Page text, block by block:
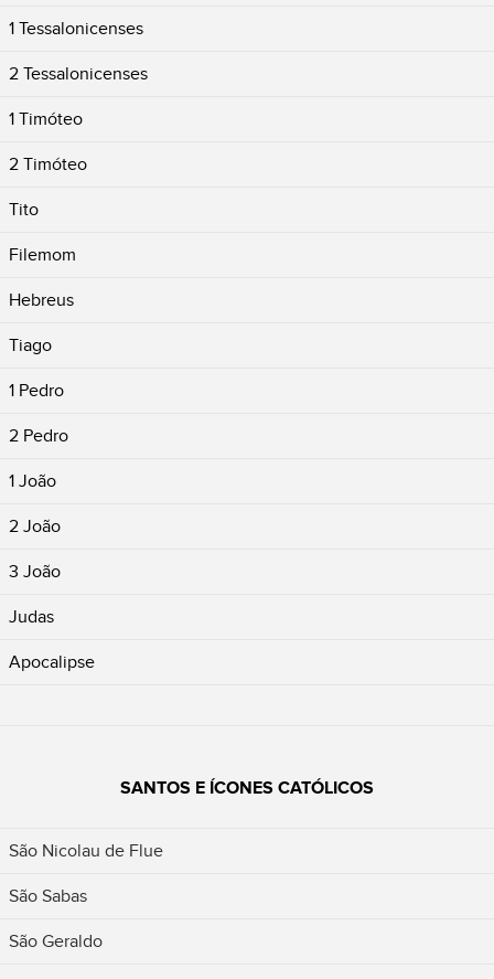
1 Tessalonicenses
2 Tessalonicenses
1 Timóteo
2 Timóteo
Tito
Filemom
Hebreus
Tiago
1 Pedro
2 Pedro
1 João
2 João
3 João
Judas
Apocalipse
SANTOS E ÍCONES CATÓLICOS
São Nicolau de Flue
São Sabas
São Geraldo